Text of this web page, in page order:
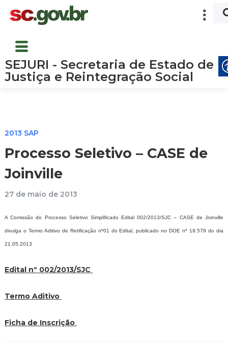
SEJURI - Secretaria de Estado de
Justiça e Reintegração Social
2013 SAP
Processo Seletivo – CASE de
Joinville
27 de maio de 2013
A Comissão do Processo Seletivo Simplificado Edital 002/2013/SJC – CASE de Joinville
divulga o Termo Aditivo de Retificação nº01 do Edital, publicado no DOE nº 19.579 do dia
21.05.2013
Edital nº 002/2013/SJC
Termo Aditivo
Ficha de Inscrição